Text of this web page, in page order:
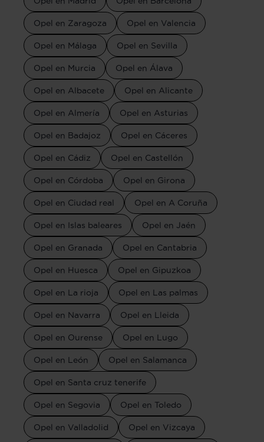
Opel en Zaragoza Opel en Valencia
Opel en Málaga Opel en Sevilla
Opel en Murcia Opel en Álava
Opel en Albacete Opel en Alicante
Opel en Almería Opel en Asturias
Opel en Badajoz Opel en Cáceres
Opel en Cádiz Opel en Castellón
Opel en Córdoba Opel en Girona
Opel en Ciudad real Opel en A Coruña
Opel en Islas baleares Opel en Jaén
Opel en Granada Opel en Cantabria
Opel en Huesca Opel en Gipuzkoa
Opel en La rioja Opel en Las palmas
Opel en Navarra Opel en Lleida
Opel en Ourense Opel en Lugo
Opel en León Opel en Salamanca
Opel en Santa cruz tenerife
Opel en Segovia Opel en Toledo
Opel en Valladolid Opel en Vizcaya